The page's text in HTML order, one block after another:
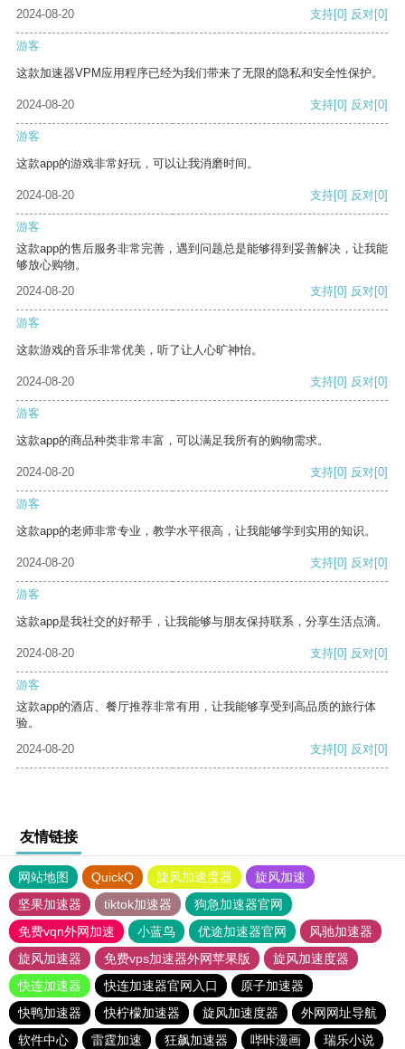
2024-08-20
支持[0] 反对[0]
游客
这款加速器VPM应用程序已经为我们带来了无限的隐私和安全性保护。
2024-08-20 支持[0] 反对[0]
游客
这款app的游戏非常好玩，可以让我消磨时间。
2024-08-20 支持[0] 反对[0]
游客
这款app的售后服务非常完善，遇到问题总是能够得到妥善解决，让我能
够放心购物。
2024-08-20
支持[0] 反对[0]
游客
这款游戏的音乐非常优美，听了让人心旷神怡。
2024-08-20 支持[0] 反对[0]
游客
这款app的商品种类非常丰富，可以满足我所有的购物需求。
2024-08-20 支持[0] 反对[0]
游客
这款app的老师非常专业，教学水平很高，让我能够学到实用的知识。
2024-08-20 支持[0] 反对[0]
游客
这款app是我社交的好帮手，让我能够与朋友保持联系，分享生活点滴。
2024-08-20 支持[0] 反对[0]
游客
这款app的酒店、餐厅推荐非常有用，让我能够享受到高品质的旅行体
验。
2024-08-20
支持[0] 反对[0]
友情链接
网站地图 QuickQ 旋风加速度器
旋风加速
坚果加速器
tiktok加速器
狗急加速器官网
免费vqn外网加速
小蓝鸟 优途加速器官网
风驰加速器
旋风加速器
免费vps加速器外网苹果版
旋风加速度器
快连加速器
快连加速器官网入口
原子加速器
快鸭加速器
快柠檬加速器 旋风加速度器
外网网址导航
软件中心
雷霆加速 狂飙加速器 哔咔漫画 瑞乐小说